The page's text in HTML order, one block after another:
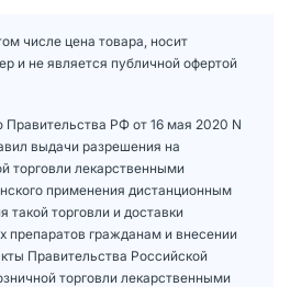
числе цена товара, носит
и не является публичной офертой
РФ от 16 мая 2020 N
выдачи разрешения на
торговли лекарственными
применения дистанционным
торговли и доставки
препаратов гражданам и внесении
Правительства Российской
торговли лекарственными